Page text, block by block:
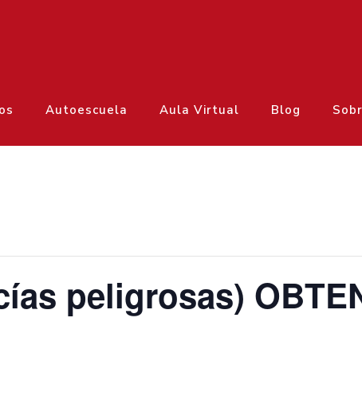
Autoescuela Aula Virtual Blog
peligrosas)